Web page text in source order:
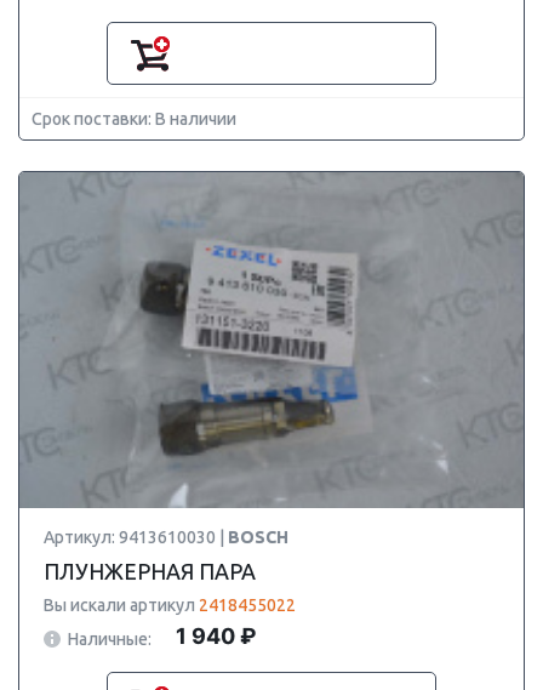
Срок поставки: В наличии
Артикул: 9413610030 | BOSCH
ПЛУНЖЕРНАЯ ПАРА
Вы искали артикул 2418455022
Наличные:
1 940 ₽